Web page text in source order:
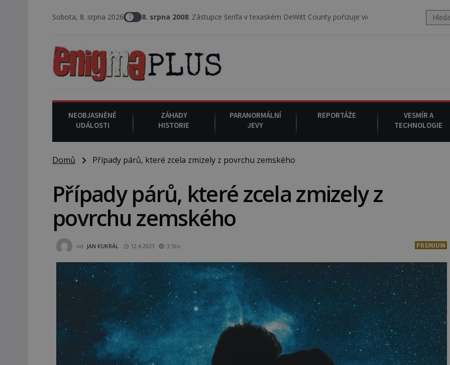
Sobota, 8. srpna 2026
8. srpna 2008 : Zástupce šerifa v texaském DeWitt County pořizuje video, na kterém před jeho vozem po
NEOBJASNĚNÉ
UDÁLOSTI
ZÁHADY
HISTORIE
PARANORMÁLNÍ
JEVY
REPORTÁŽE
VESMÍR A
TECHNOLOGIE
Domů Případy párů, které zcela zmizely z povrchu zemského
Případy párů, které zcela zmizely z
povrchu zemského
od JAN KUKRÁL 12.4.2023 3.5tis PREMIUM